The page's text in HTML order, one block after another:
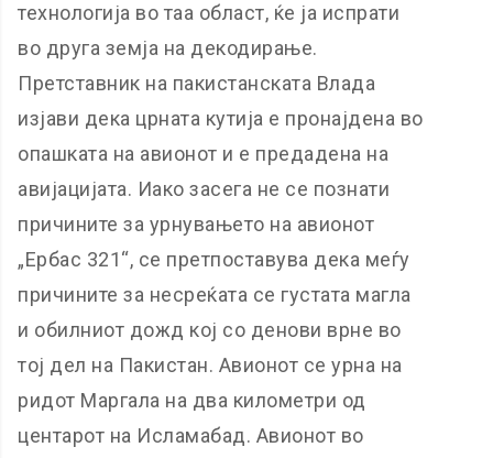
технологија во таа област, ќе ја испрати
во друга земја на декодирање.
Претставник на пакистанската Влада
изјави дека црната кутија е пронајдена во
опашката на авионот и е предадена на
авијацијата. Иако засега не се познати
причините за урнувањето на авионот
„Ербас 321“, се претпоставува дека меѓу
причините за несреќата се густата магла
и обилниот дожд кој со денови врне во
тој дел на Пакистан. Авионот се урна на
ридот Маргала на два километри од
центарот на Исламабад. Авионот во